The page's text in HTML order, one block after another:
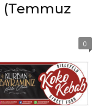
(Temmuz
0